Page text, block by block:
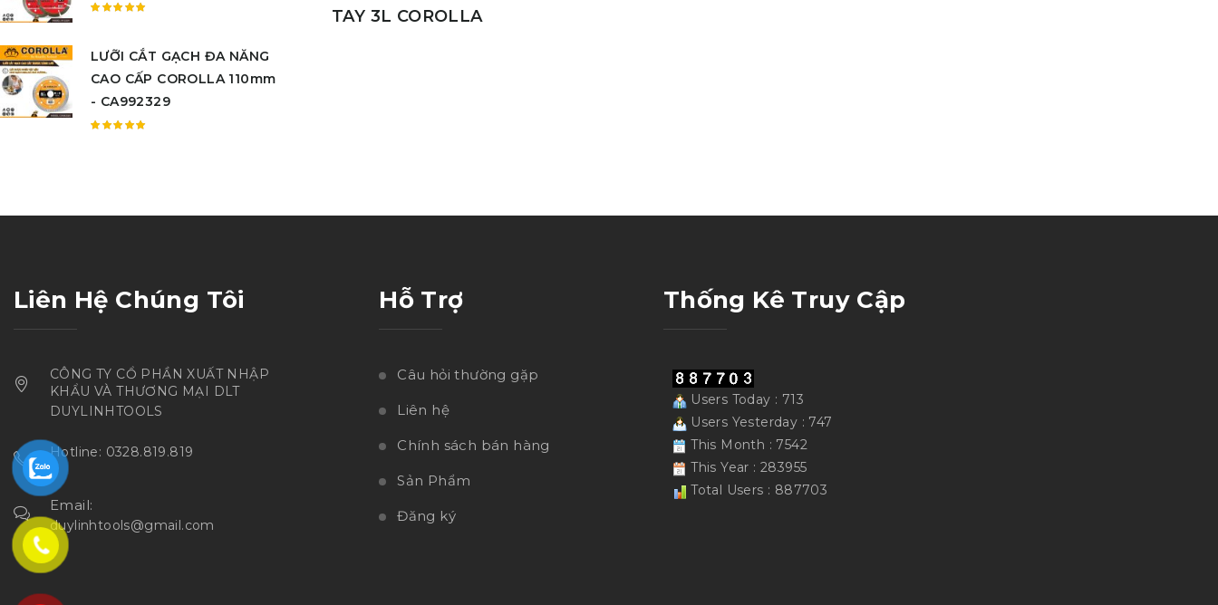
TAY 3L COROLLA
hạng
LƯỠI CẮT GẠCH ĐA NĂNG
CAO CẤP COROLLA 110mm
- CA992329
Liên Hệ Chúng Tôi
CÔNG TY CỔ PHẦN XUẤT NHẬP
KHẨU VÀ THƯƠNG MẠI DLT
DUYLINHTOOLS
Hotline: 0328.819.819
Email:
duylinhtools@gmail.com
Hỗ Trợ
Câu hỏi thường gặp
Liên hệ
Chính sách bán hàng
Sản Phẩm
Đăng ký
Thống Kê Truy Cập
Users Today : 713
Users Yesterday : 747
This Month : 7542
This Year : 283955
Total Users : 887703